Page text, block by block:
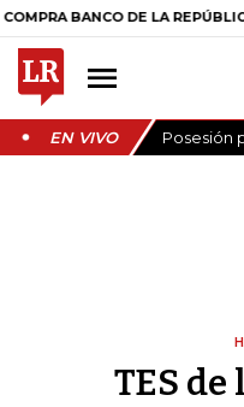
BANCO DE LA REPÚBLICA $
EN VIVO Posesión
TES